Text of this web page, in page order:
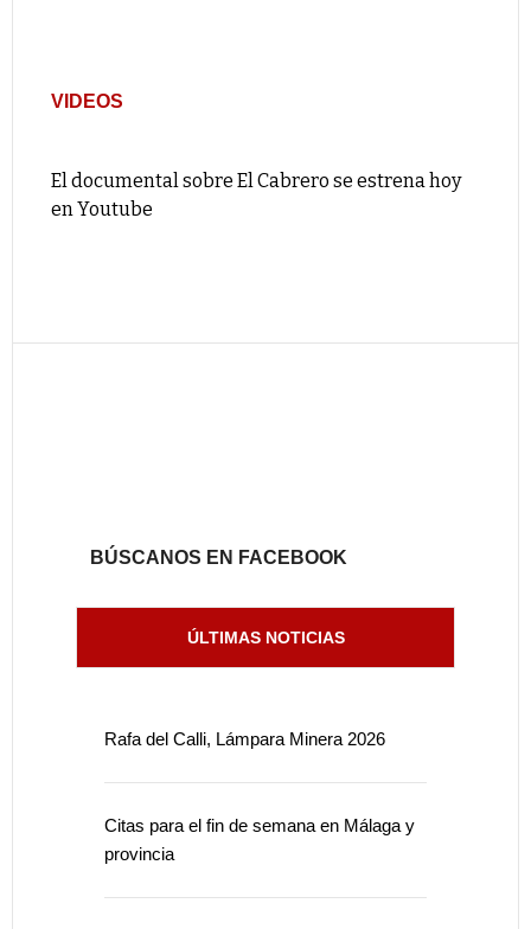
VIDEOS
El documental sobre El Cabrero se estrena hoy
en Youtube
BÚSCANOS EN FACEBOOK
ÚLTIMAS NOTICIAS
Rafa del Calli, Lámpara Minera 2026
Citas para el fin de semana en Málaga y
provincia